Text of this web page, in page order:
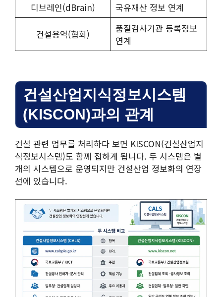
디브레인(dBrain)
국유재산 정보 연계
건설용역(협회)
품질검사기관 등록정보
연계
건설산업지식정보시스템
(KISCON)과의 관계
건설 관련 업무를 처리하다 보면 KISCON(건설산업지
식정보시스템)도 함께 접하게 됩니다. 두 시스템은 별
개의 시스템으로 운영되지만 건설산업 정보화의 연장
선에 있습니다.